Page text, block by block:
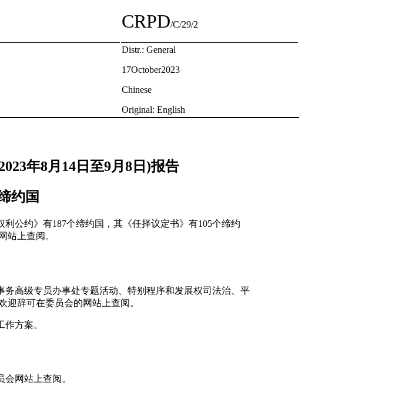
CRPD/C/29/2
Distr.: General
17October2023
Chinese
Original: English
年8月14日至9月8日)报告
约国
公约》有187个缔约国，其《任择议定书》有105个缔约
站上查阅。
高级专员办事处专题活动、特别程序和发展权司法治、平
辞可在委员会的网站上查阅。
方案。
网站上查阅。